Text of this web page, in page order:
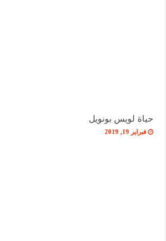
حياة لويس بونويل
فبراير 19, 2019